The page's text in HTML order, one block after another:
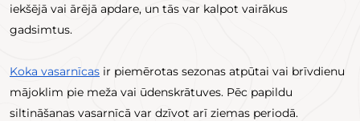
iekšējā vai ārējā apdare, un tās var kalpot vairākus
gadsimtus.
Koka vasarnīcas ir piemērotas sezonas atpūtai vai brīvdienu
mājoklim pie meža vai ūdenskrātuves. Pēc papildu
siltināšanas vasarnīcā var dzīvot arī ziemas periodā.